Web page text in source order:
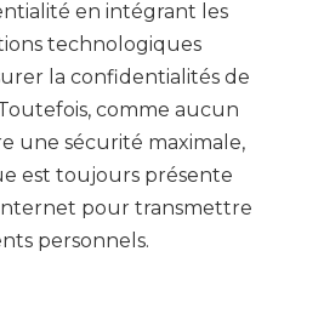
en intégrant les
technologiques
la confidentialités de
comme aucun
une sécurité maximale,
est toujours présente
pour transmettre
personnels.